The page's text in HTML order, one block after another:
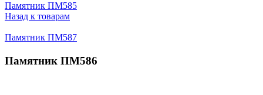
Памятник ПМ585
Назад к товарам
Памятник ПМ587
Памятник ПМ586